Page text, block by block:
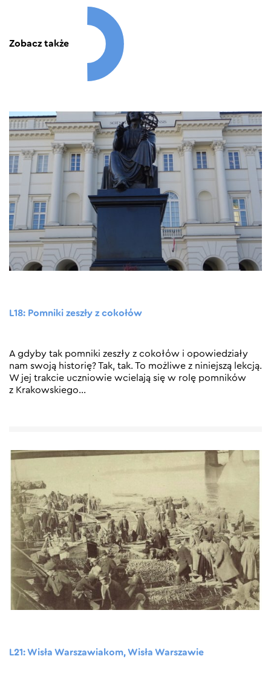
Zobacz także
L18: Pomniki zeszły z cokołów
A gdyby tak pomniki zeszły z cokołów i opowiedziały
nam swoją historię? Tak, tak. To możliwe z niniejszą lekcją.
W jej trakcie uczniowie wcielają się w rolę pomników
z Krakowskiego…
L21: Wisła Warszawiakom, Wisła Warszawie